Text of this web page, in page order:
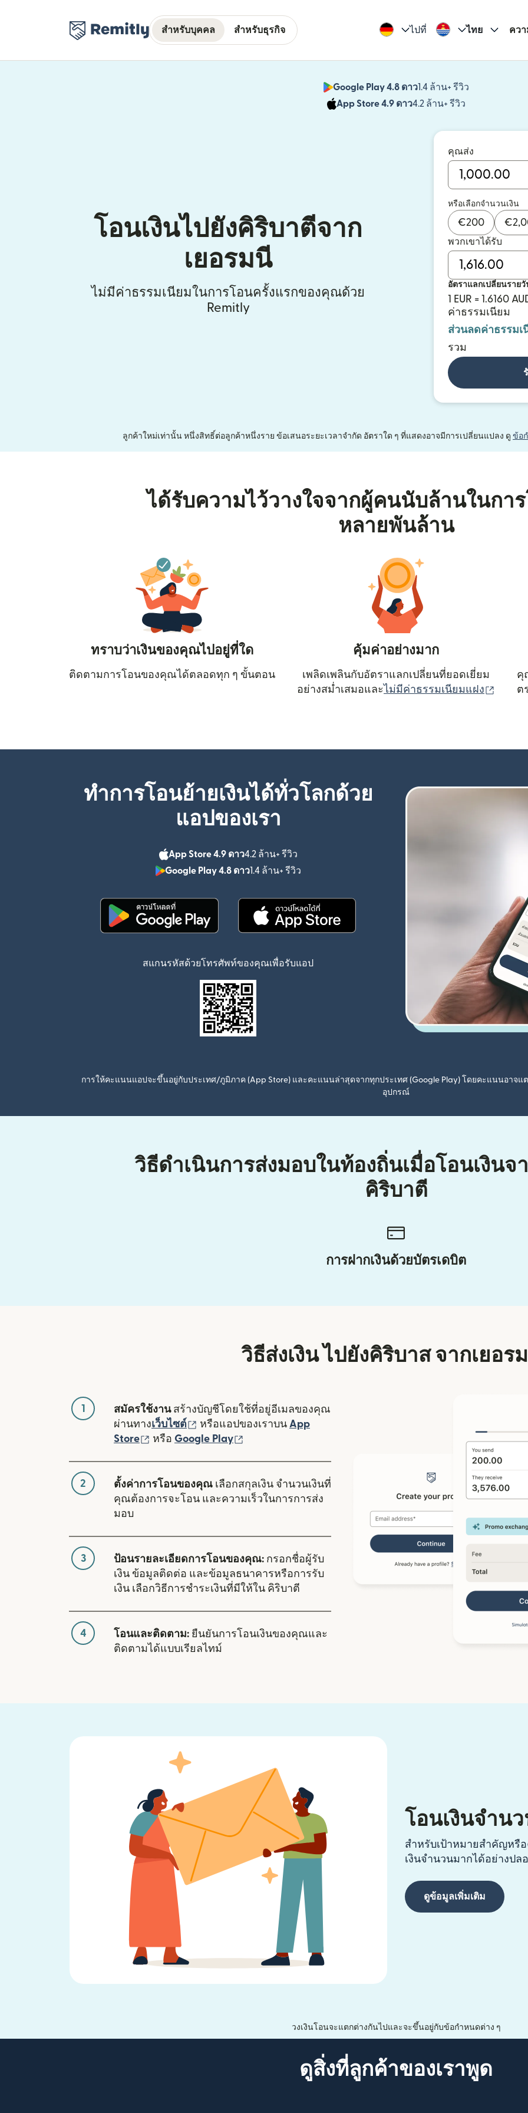
สำหรับบุคคล สำหรับธุรกิจ ไปที่ ไทย คว
Google Play 4.8 ดาว1.4 ล้าน+ รีวิว
(เปิดในหน้าต่
App Store 4.9 ดาว4.2 ล้าน+ รีวิว
(เปิดในหน้าต่า
โอนเงินไปยังคิริบาตีจาก
เยอรมนี
ไม่มีค่าธรรมเนียมในการโอนครั้งแรกของคุณด้วย
Remitly
คุณส่ง
หรือเลือกจำนวนเงิน
€200 €
พวกเขาได้รับ
อัตราแลกเปลี่ยนรายวั
1 EUR = 1.6160
ค่าธรรมเนียม
ส่วนลดค่าธรรมเ
รวม
ลูกค้าใหม่เท่านั้น หนึ่งสิทธิ์ต่อลูกค้าหนึ่งราย ข้อเสนอระยะเวลาจำกัด อัตราใด ๆ ที่แสดงอาจมีการเปลี่ยนแปลง ดู ข้อ
ได้รับความไว้วางใจจากผู้คนนับล้านในกา
หลายพันล้าน
ทราบว่าเงินของคุณไปอยู่ที่ใด
ติดตามการโอนของคุณได้ตลอดทุก ๆ ขั้นตอน
คุ้มค่าอย่างมาก
เพลิดเพลินกับอัตราแลกเปลี่ยนที่ยอดเยี่ยม
อย่างสม่ำเสมอและ ไม่มีค่าธรรมเนียมแฝง (เปิด
คุ
ต
ทำการโอนย้ายเงินได้ทั่วโลกด้วย
แอปของเรา
App Store 4.9 ดาว4.2 ล้าน+ รีวิว
(เปิดในหน้าต่างใหม่)
Google Play 4.8 ดาว1.4 ล้าน+ รีวิว
(เปิดในหน้าต่างใหม่)
สแกนรหัสด้วยโทรศัพท์ของคุณเพื่อรับแอป
การให้คะแนนแอปจะขึ้นอยู่กับประเทศ/ภูมิภาค (App Store) และคะแนนล่าสุดจากทุกประเทศ (Google Play) โดยคะแนนอาจ
อุปกรณ์
วิธีดำเนินการส่งมอบในท้องถิ่นเมื่อโอนเงินจ
คิริบาตี
การฝากเงินด้วยบัตรเดบิต
วิธีส่งเงิน ไปยังคิริบาส จากเยอร
1 สมัครใช้งานสร้างบัญชีโดยใช้ที่อยู่อีเมลของคุณ
ผ่านทางเว็บไซต์ (เปิดในหน้าต่างใหม่)
หรือแอปของเราบน App
Store
(เปิดในหน้าต่างใหม่)
หรือ Google Play
2 ตั้งค่าการโอนของคุณ เลือกสกุลเงิน จำนวนเงินที่
คุณต้องการจะโอน และความเร็วในการการส่ง
มอบ
3 ป้อนรายละเอียดการโอนของคุณ: กรอกชื่อผู้รับ
เงิน ข้อมูลติดต่อ และข้อมูลธนาคารหรือการรับ
เงิน เลือกวิธีการชำระเงินที่มีให้ใน คิริบาตี
4 โอนและติดตาม: ยืนยันการโอนเงินของคุณและ
ติดตามได้แบบเรียลไทม์
โอนเงินจำน
สำหรับเป้าหมายสำคัญหรื
เงินจำนวนมากได้อย่างปล
ดูข้อมูลเพิ่มเติม
วงเงินโอนจะแตกต่างกันไปและจะขึ้นอยู่กับข้อกำหนดต่าง ๆ
ดูสิ่งที่ลูกค้าของเราพูด